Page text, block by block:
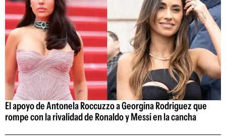
El apoyo de Antonela Roccuzzo a Georgina Rodriguez que
rompe con la rivalidad de Ronaldo y Messi en la cancha